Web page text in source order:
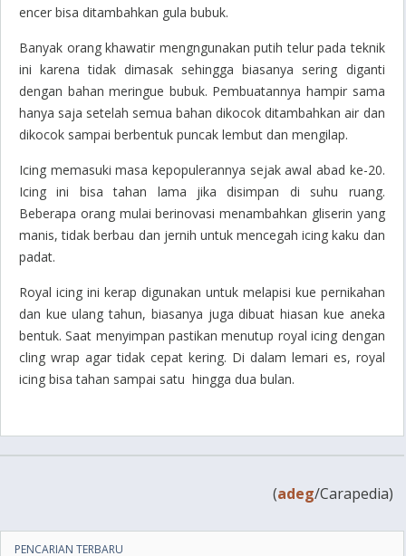
encer bisa ditambahkan gula bubuk.
Banyak orang khawatir mengngunakan putih telur pada teknik
ini karena tidak dimasak sehingga biasanya sering diganti
dengan bahan meringue bubuk. Pembuatannya hampir sama
hanya saja setelah semua bahan dikocok ditambahkan air dan
dikocok sampai berbentuk puncak lembut dan mengilap.
Icing memasuki masa kepopulerannya sejak awal abad ke-20.
Icing ini bisa tahan lama jika disimpan di suhu ruang.
Beberapa orang mulai berinovasi menambahkan gliserin yang
manis, tidak berbau dan jernih untuk mencegah icing kaku dan
padat.
Royal icing ini kerap digunakan untuk melapisi kue pernikahan
dan kue ulang tahun, biasanya juga dibuat hiasan kue aneka
bentuk. Saat menyimpan pastikan menutup royal icing dengan
cling wrap agar tidak cepat kering. Di dalam lemari es, royal
icing bisa tahan sampai satu hingga dua bulan.
(adeg/Carapedia)
PENCARIAN TERBARU